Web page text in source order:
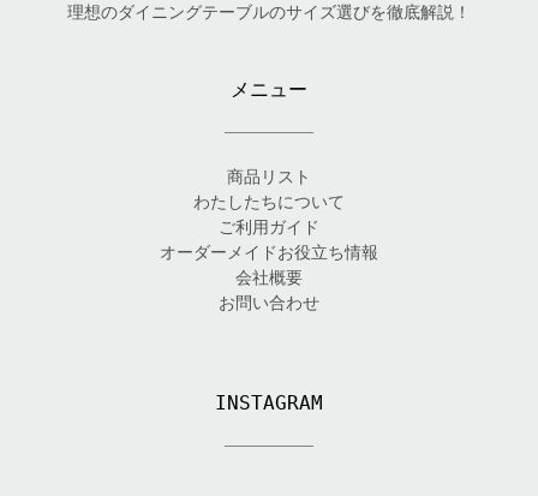
理想のダイニングテーブルのサイズ選びを徹底解説！
メニュー
商品リスト
わたしたちについて
ご利用ガイド
オーダーメイドお役立ち情報
会社概要
お問い合わせ
INSTAGRAM